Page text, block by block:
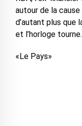
autour de la
d’autant plus que
et l’horloge tourne.
«Le Pays»